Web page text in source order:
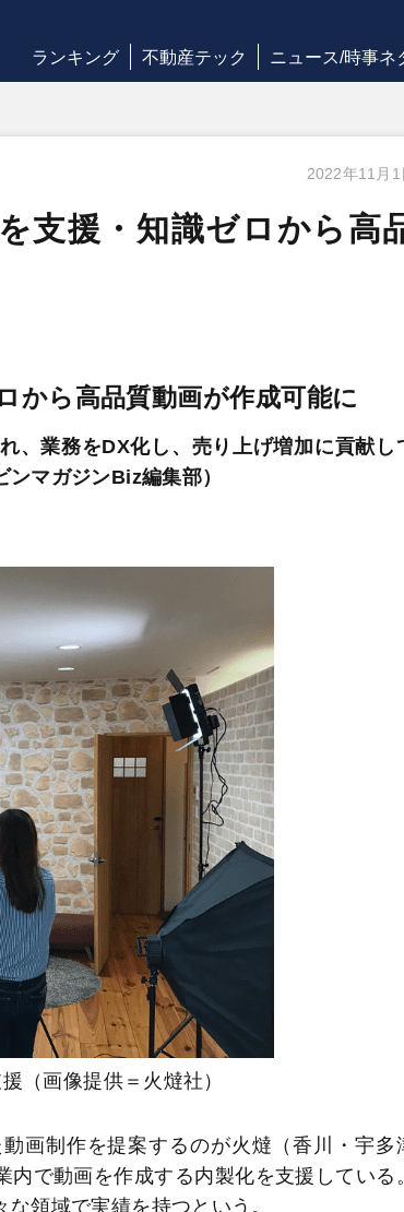
ランキング 不動産テック ニュース/時事ネ
2022年11月1
支援・知識ゼロから高
から高品質動画が作成可能に
、業務をDX化し、売り上げ増加に貢献し
マガジンBiz編集部）
（画像提供＝火燵社）
画制作を提案するのが火燵（香川・宇多
で動画を作成する内製化を支援している。
領域で実績を持つという。